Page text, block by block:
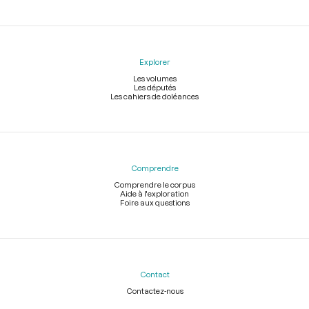
Explorer
Les volumes
Les députés
Les cahiers de doléances
Comprendre
Comprendre le corpus
Aide à l'exploration
Foire aux questions
Contact
Contactez-nous